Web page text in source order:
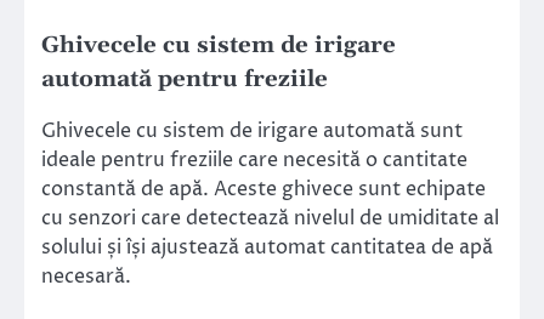
Ghivecele cu sistem de irigare
automată pentru freziile
Ghivecele cu sistem de irigare automată sunt
ideale pentru freziile care necesită o cantitate
constantă de apă. Aceste ghivece sunt echipate
cu senzori care detectează nivelul de umiditate al
solului și își ajustează automat cantitatea de apă
necesară.